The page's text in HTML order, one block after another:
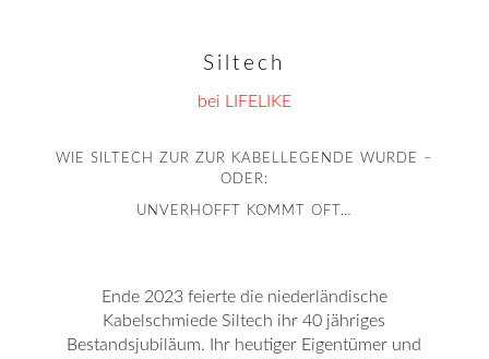
Siltech
bei LIFELIKE
WIE SILTECH ZUR ZUR KABELLEGENDE WURDE –
ODER:
UNVERHOFFT KOMMT OFT…
Ende 2023 feierte die niederländische
Kabelschmiede Siltech ihr 40 jähriges
Bestandsjubiläum. Ihr heutiger Eigentümer und